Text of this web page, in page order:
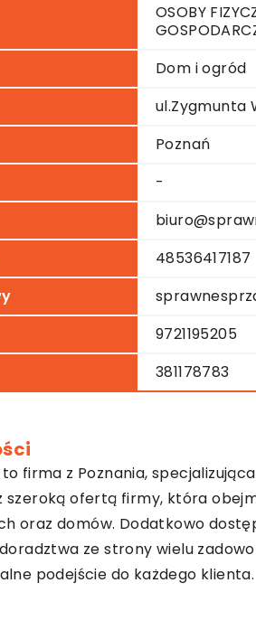
OSOBY
Dom i ogród
ul.Zygmunta
Poznań
-
48536417187
9721195205
381178783
to firma z Poznania,
szeroką ofertą firmy, która
oraz domów. Dodatkowo
ze strony wielu
podejście do każdego klienta.